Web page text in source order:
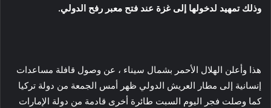
وذلك تمهيد لدخولها إلى غزة عند فتح معبر رفح الدولي.
هذا وأعلن الهلال الأحمر بشمال سيناء ، عن وصول قافلة مساعدات
إنسانية إلى مطار العريش الدولي ظهر أمس الجمعة من دولة تركيا
كما وصلت فجر اليوم السبت طائرة أخرى قادمة من دولة الإمارات